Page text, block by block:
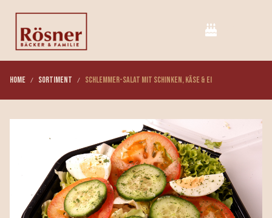
Home Sortiment Schlemmer-Salat mit Schinken, Käse & Ei